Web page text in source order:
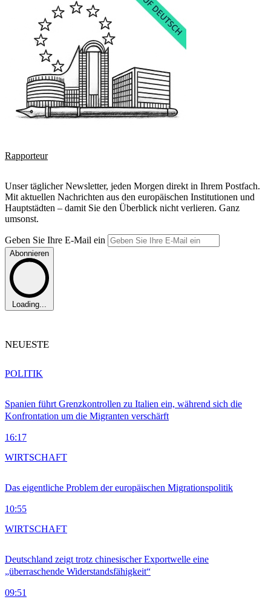
Rapporteur
Unser täglicher Newsletter, jeden Morgen direkt in Ihrem Postfach.
Mit aktuellen Nachrichten aus den europäischen Institutionen und
Hauptstädten – damit Sie den Überblick nicht verlieren. Ganz
umsonst.
Geben Sie Ihre E-Mail ein
Abonnieren
Loading...
NEUESTE
Spanien führt Grenzkontrollen zu Italien ein, während sich die
Konfrontation um die Migranten verschärft
16:17
POLITIK
Das eigentliche Problem der europäischen Migrationspolitik
10:55
WIRTSCHAFT
Deutschland zeigt trotz chinesischer Exportwelle eine
„überraschende Widerstandsfähigkeit“
09:51
WIRTSCHAFT